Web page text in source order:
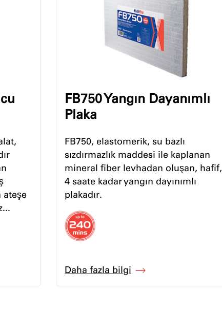
ateşe
FB750 Yangın Dayanımlı
Plaka
FB750, elastomerik, su bazlı
sızdırmazlık maddesi ile kaplanan
mineral fiber levhadan oluşan, hafif,
4 saate kadar yangın dayınımlı
plakadır.
Daha fazla bilgi